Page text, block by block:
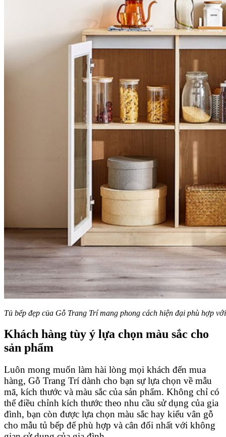
Tủ bếp đẹp của Gỗ Trang Trí mang phong cách hiện đại phù hợp
Khách hàng tùy ý lựa chọn màu sắc cho
sản phẩm
Luôn mong muốn làm hài lòng mọi khách đến mua
hàng, Gỗ Trang Trí dành cho bạn sự lựa chọn về mẫu
mã, kích thước và màu sắc của sản phẩm. Không chỉ có
thể điều chỉnh kích thước theo nhu cầu sử dụng của gia
đình, bạn còn được lựa chọn màu sắc hay kiểu vân gỗ
cho mẫu tủ bếp để phù hợp và cân đối nhất với không